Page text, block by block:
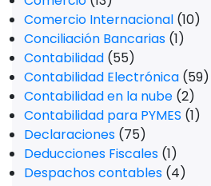
Comercio Internacional (10)
Conciliación Bancarias (1)
Contabilidad (55)
Contabilidad Electrónica (59)
Contabilidad en la nube (2)
Contabilidad para PYMES (1)
Declaraciones (75)
Deducciones Fiscales (1)
Despachos contables (4)